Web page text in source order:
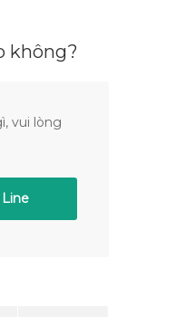
không?
vui lòng
Line